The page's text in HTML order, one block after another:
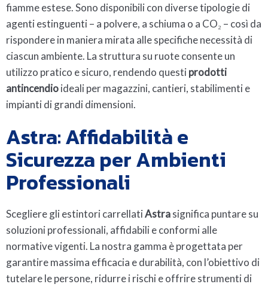
fiamme estese. Sono disponibili con diverse tipologie di
agenti estinguenti – a polvere, a schiuma o a CO₂ – così da
rispondere in maniera mirata alle specifiche necessità di
ciascun ambiente. La struttura su ruote consente un
utilizzo pratico e sicuro, rendendo questiprodotti
antincendioideali per magazzini, cantieri, stabilimenti e
impianti di grandi dimensioni.
Astra: Affidabilità e
Sicurezza per Ambienti
Professionali
Scegliere gli estintori carrellatiAstrasignifica puntare su
soluzioni professionali, affidabili e conformi alle
normative vigenti. La nostra gamma è progettata per
garantire massima efficacia e durabilità, con l’obiettivo di
tutelare le persone, ridurre i rischi e offrire strumenti di